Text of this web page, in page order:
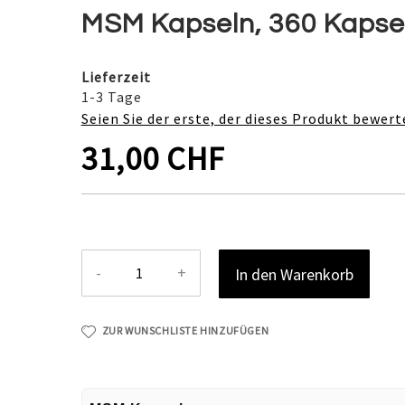
MSM Kapseln, 360
Lieferzeit
1-3 Tage
Seien Sie der erste, der dieses Produkt
31,00 CHF
- + In den Warenkorb
ZUR WUNSCHLISTE HINZUFÜGEN